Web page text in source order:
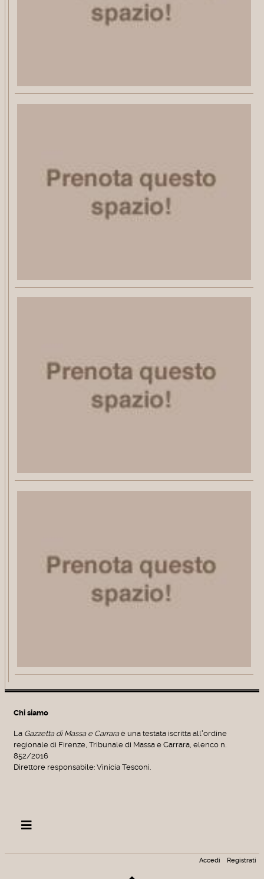
Chi siamo
La Gazzetta di Massa e Carraraè una testata iscritta all'ordine
regionale di Firenze, Tribunale di Massa e Carrara, elenco n.
852/2016
Direttore responsabile: Vinicia Tesconi.
Accedi Registrati